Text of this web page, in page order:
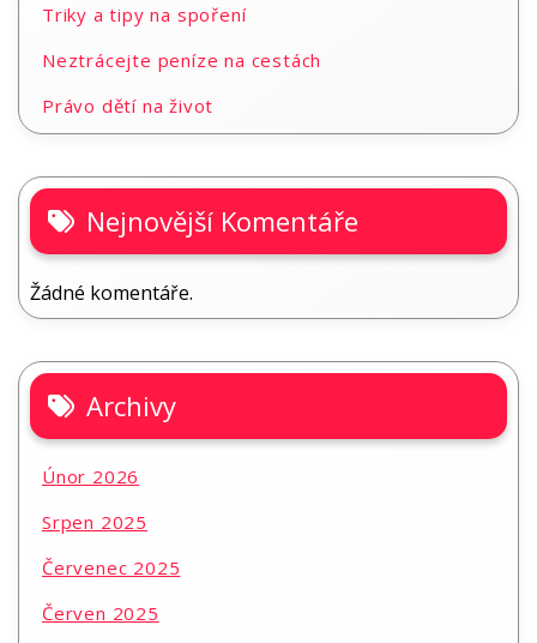
Triky a tipy na spoření
Neztrácejte peníze na cestách
Právo dětí na život
Nejnovější Komentáře
Žádné komentáře.
Archivy
Únor 2026
Srpen 2025
Červenec 2025
Červen 2025